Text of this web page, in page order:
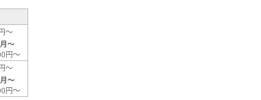
～
～
円～
～
～
円～